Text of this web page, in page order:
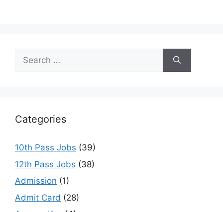
Search
for:
Categories
10th Pass Jobs (39)
12th Pass Jobs (38)
Admission (1)
Admit Card (28)